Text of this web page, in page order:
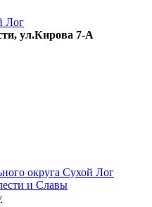
Лог
ул.Кирова 7-А
округа Сухой Лог
и Славы